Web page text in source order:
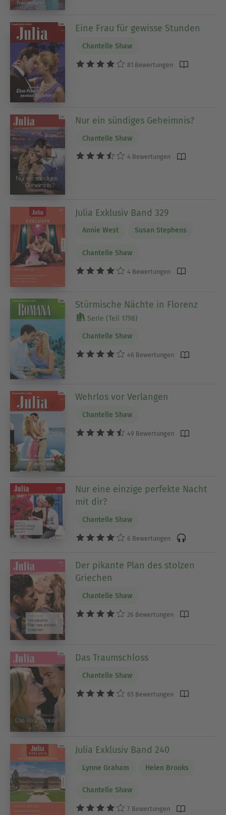
Eine Frau für gewisse Stunden
Chantelle Shaw
81 Bewertungen
Nur ein sündiges Geheimnis?
Chantelle Shaw
4 Bewertungen
Julia Exklusiv Band 329
Annie West Susan Stephens
Chantelle Shaw
4 Bewertungen
Stürmische Nächte in Florenz
Serie (Teil 1798)
Chantelle Shaw
46 Bewertungen
Wehrlos vor Verlangen
Chantelle Shaw
49 Bewertungen
Nur eine einzige perfekte Nacht
mit dir?
Chantelle Shaw
6 Bewertungen
Der pikante Plan des stolzen
Griechen
Chantelle Shaw
26 Bewertungen
Das Traumschloss
Chantelle Shaw
65 Bewertungen
Julia Exklusiv Band 240
Lynne Graham Helen Brooks
Chantelle Shaw
7 Bewertungen